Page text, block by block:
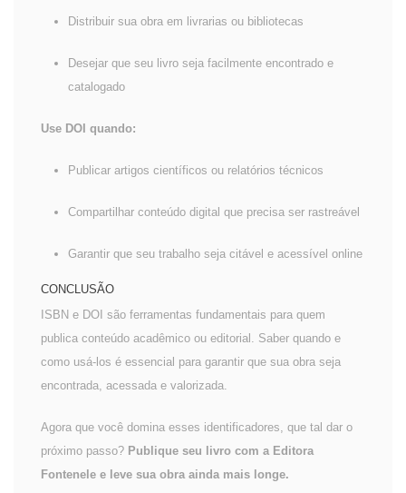
Distribuir sua obra em livrarias ou bibliotecas
Desejar que seu livro seja facilmente encontrado e
catalogado
Use DOI quando:
Publicar artigos científicos ou relatórios técnicos
Compartilhar conteúdo digital que precisa ser rastreável
Garantir que seu trabalho seja citável e acessível online
CONCLUSÃO
ISBN e DOI são ferramentas fundamentais para quem
publica conteúdo acadêmico ou editorial. Saber quando e
como usá-los é essencial para garantir que sua obra seja
encontrada, acessada e valorizada.
Agora que você domina esses identificadores, que tal dar o
próximo passo? Publique seu livro com a Editora
Fontenele e leve sua obra ainda mais longe.